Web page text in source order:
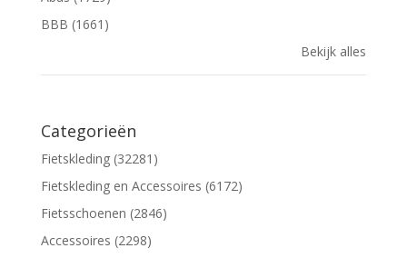
BBB (1661)
Bekijk alles
Categorieën
Fietskleding (32281)
Fietskleding en Accessoires (6172)
Fietsschoenen (2846)
Accessoires (2298)